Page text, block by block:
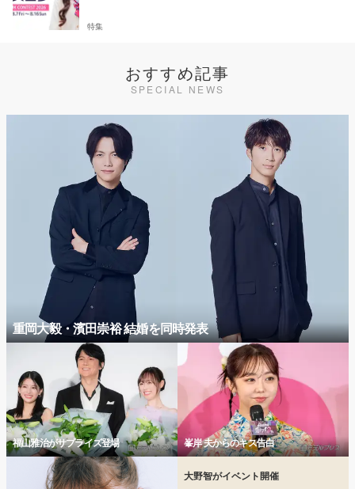
特集
おすすめ記事
SPECIAL NEWS
重岡大毅・濱田崇裕 結婚を同時発表
福山雅治がサプライズ登場 峯岸 夫からのキス告白
大野智がイベント開催